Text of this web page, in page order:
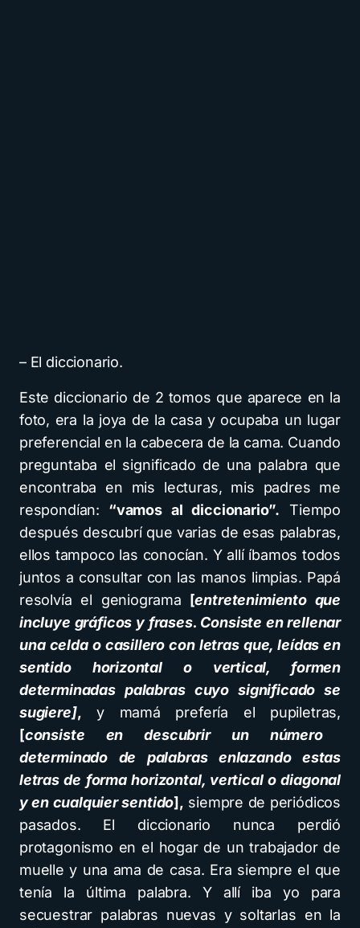
– El diccionario.
Este diccionario de 2 tomos que aparece en la
foto, era la joya de la casa y ocupaba un lugar
preferencial en la cabecera de la cama. Cuando
preguntaba el significado de una palabra que
encontraba en mis lecturas, mis padres me
respondían: “vamos al diccionario”. Tiempo
después descubrí que varias de esas palabras,
ellos tampoco las conocían. Y allí íbamos todos
juntos a consultar con las manos limpias. Papá
resolvía el geniograma [entretenimiento que
incluye gráficos y frases. Consiste en rellenar
una celda o casillero con letras que, leídas en
sentido horizontal o vertical, formen
determinadas palabras cuyo significado se
sugiere], y mamá prefería el pupiletras,
[consiste en descubrir un número
determinado de palabras enlazando estas
letras de forma horizontal, vertical o diagonal
y en cualquier sentido], siempre de periódicos
pasados. El diccionario nunca perdió
protagonismo en el hogar de un trabajador de
muelle y una ama de casa. Era siempre el que
tenía la última palabra. Y allí iba yo para
secuestrar palabras nuevas y soltarlas en la